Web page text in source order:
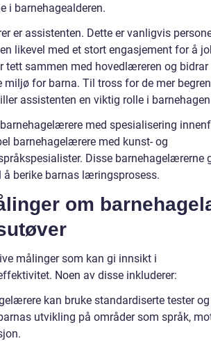
i barnehagealderen.
er assistenten. Dette er vanligvis
likevel med et stort engasjement for å
tett sammen med hovedlæreren og
for barna. Til tross for de mer
assistenten en viktig rolle i
med spesialisering
barnehagelærere med kunst- og
Disse barnehagelærerne
berike barnas læringsprosess.
om
målinger som kan gi innsikt i
Noen av disse inkluderer:
kan bruke standardiserte tester og
utvikling på områder som språk,